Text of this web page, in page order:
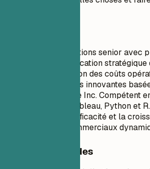
Analyste des allocations senior avec
d'expérience en allocation
financières. Réduction des coûts
grâce à des solutions innovantes
chez Global Finance Inc. Compétent
avancés tels que Tableau, Python et
l'amélioration de l'efficacité et la
environnements commerciaux
Conseils rapides